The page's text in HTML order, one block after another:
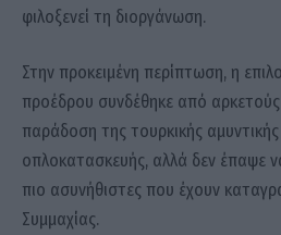
φιλοξενεί τη διοργάνωση.
Στην προκειμένη περίπτωση, η
προέδρου συνδέθηκε από
παράδοση της τουρκικής αμυντικής
οπλοκατασκευής, αλλά δεν έπαψε
πιο ασυνήθιστες που έχουν
Συμμαχίας.